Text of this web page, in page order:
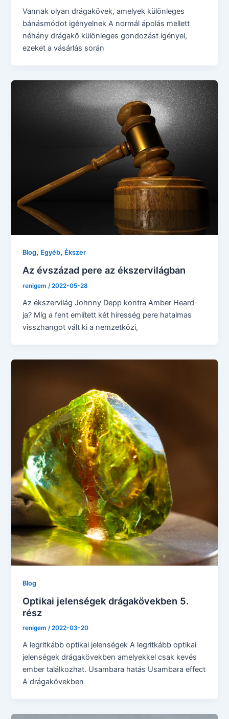
Vannak olyan drágakövek, amelyek különleges
bánásmódot igényelnek A normál ápolás mellett
néhány drágakő különleges gondozást igényel,
ezeket a vásárlás során
Blog, Egyéb, Ékszer
Az évszázad pere az ékszervilágban
renigem/2022-05-28
Az ékszervilág Johnny Depp kontra Amber Heard-
ja? Míg a fent említett két híresség pere hatalmas
visszhangot vált ki a nemzetközi,
Blog
Optikai jelenségek drágakövekben 5.
rész
renigem/2022-03-20
A legritkább optikai jelenségek A legritkább optikai
jelenségek drágakövekben amelyekkel csak kevés
ember találkozhat. Usambara hatás Usambara effect
A drágakövekben